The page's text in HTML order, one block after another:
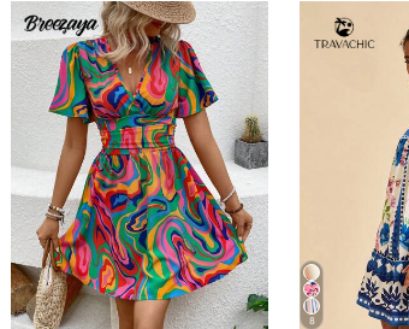
8